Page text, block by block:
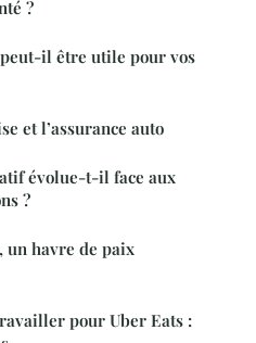
?
il être utile pour vos
et l’assurance auto
évolue-t-il face aux
?
un havre de paix
pour Uber Eats :